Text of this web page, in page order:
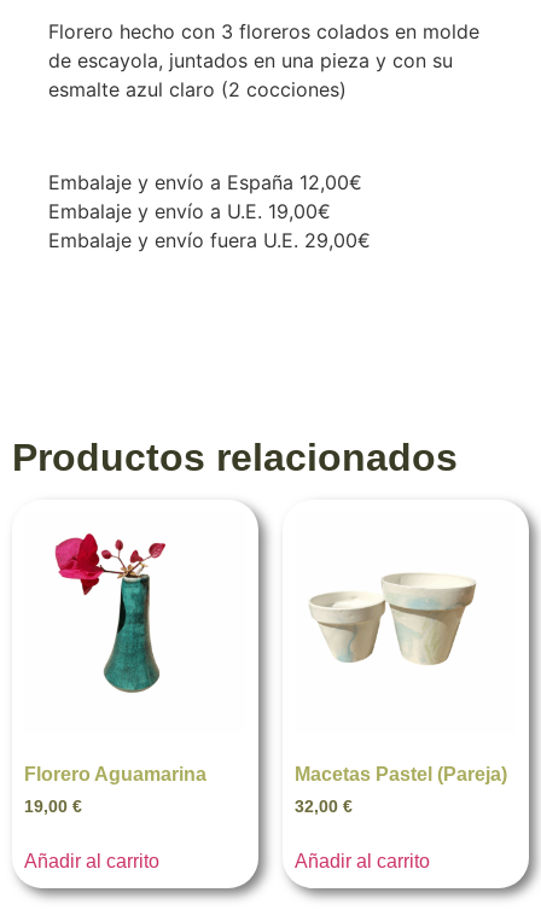
Florero hecho con 3 floreros colados en molde
de escayola, juntados en una pieza y con su
esmalte azul claro (2 cocciones)
Embalaje y envío a España 12,00€
Embalaje y envío a U.E. 19,00€
Embalaje y envío fuera U.E. 29,00€
Productos relacionados
Florero Aguamarina
19,00 €
Añadir al carrito
Macetas Pastel (Pareja)
32,00 €
Añadir al carrito